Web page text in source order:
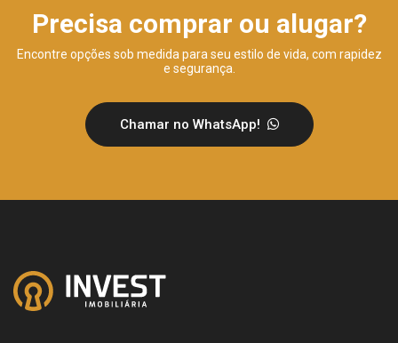
Precisa comprar ou alugar?
Encontre opções sob medida para seu estilo de vida, com rapidez
e segurança.
Chamar no WhatsApp!